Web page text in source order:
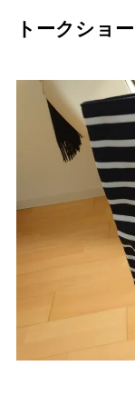
トークショー